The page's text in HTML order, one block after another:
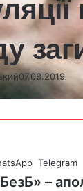
07.08.2019
Telegram
–